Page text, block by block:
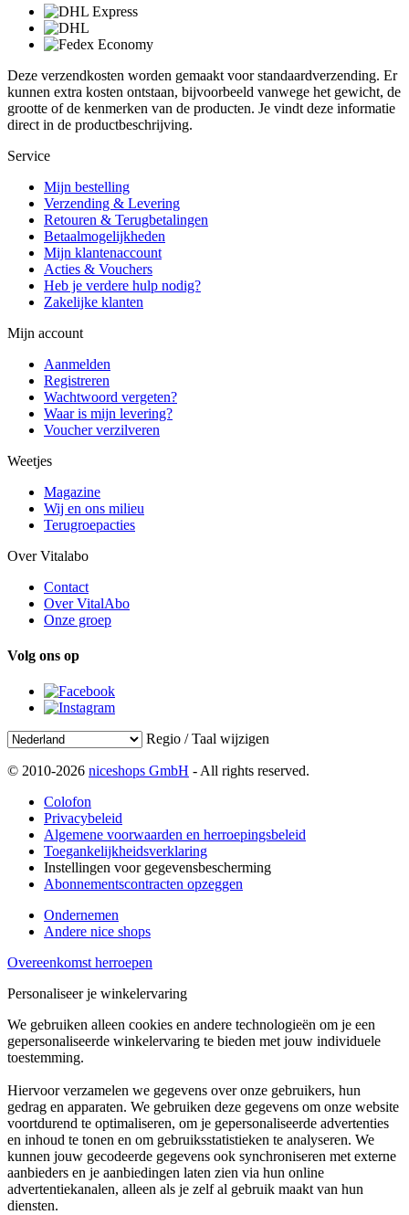
Deze verzendkosten worden gemaakt voor standaardverzending. Er
kunnen extra kosten ontstaan, bijvoorbeeld vanwege het gewicht, de
grootte of de kenmerken van de producten. Je vindt deze informatie
direct in de productbeschrijving.
Service
Mijn bestelling
Verzending & Levering
Retouren & Terugbetalingen
Betaalmogelijkheden
Mijn klantenaccount
Acties & Vouchers
Heb je verdere hulp nodig?
Zakelijke klanten
Mijn account
Aanmelden
Registreren
Wachtwoord vergeten?
Waar is mijn levering?
Voucher verzilveren
Weetjes
Magazine
Wij en ons milieu
Terugroepacties
Over Vitalabo
Contact
Over VitalAbo
Onze groep
Volg ons op
Regio / Taal wijzigen
© 2010-2026 niceshops GmbH - All rights reserved.
Colofon
Privacybeleid
Algemene voorwaarden en herroepingsbeleid
Toegankelijkheidsverklaring
Instellingen voor gegevensbescherming
Abonnementscontracten opzeggen
Ondernemen
Andere nice shops
Overeenkomst herroepen
Personaliseer je winkelervaring
We gebruiken alleen cookies en andere technologieën om je een
gepersonaliseerde winkelervaring te bieden met jouw individuele
toestemming.
Hiervoor verzamelen we gegevens over onze gebruikers, hun
gedrag en apparaten. We gebruiken deze gegevens om onze website
voortdurend te optimaliseren, om je gepersonaliseerde advertenties
en inhoud te tonen en om gebruiksstatistieken te analyseren. We
kunnen jouw gecodeerde gegevens ook synchroniseren met externe
aanbieders en je aanbiedingen laten zien via hun online
advertentiekanalen, alleen als je zelf al gebruik maakt van hun
diensten.